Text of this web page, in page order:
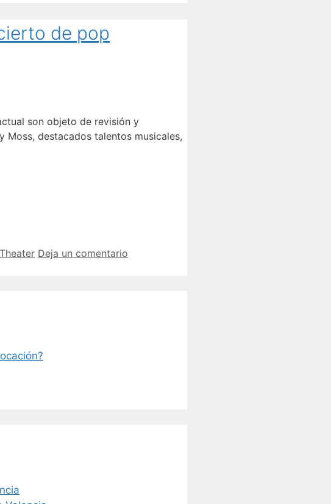
de pop
son objeto de revisión y
destacados talentos musicales,
Deja un comentario